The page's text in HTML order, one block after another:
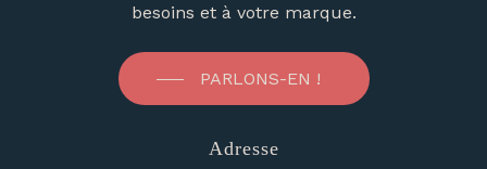
besoins et à votre marque.
PARLONS-EN !
Adresse